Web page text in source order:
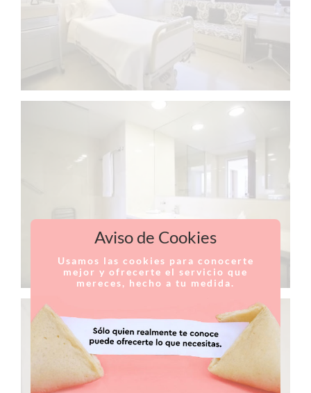
Aviso de Cookies
Usamos las cookies para conocerte
mejor y ofrecerte el servicio que
mereces, hecho a tu medida.